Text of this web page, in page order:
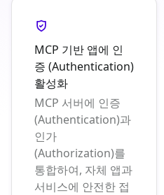
MCP 기반 앱에 인
증 (Authentication)
활성화
MCP 서버에 인증
(Authentication)과
인가
(Authorization)를
통합하여, 자체 앱과
서비스에 안전한 접